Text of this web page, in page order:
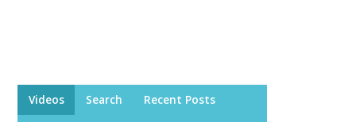
Videos Search Recent Posts